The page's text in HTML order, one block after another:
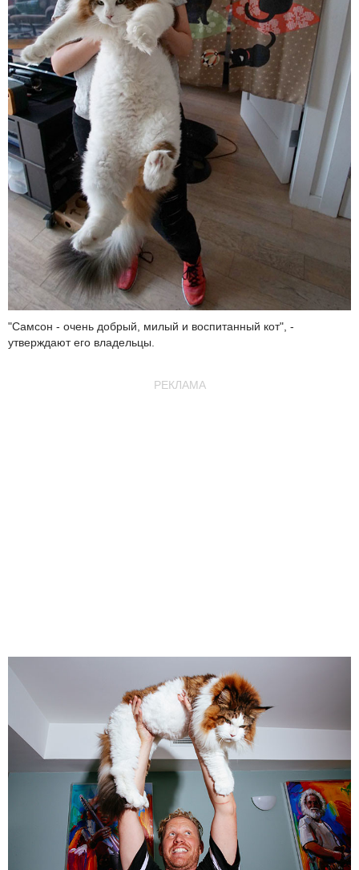
"Самсон - очень добрый, милый и воспитанный кот", -
утверждают его владельцы.
РЕКЛАМА